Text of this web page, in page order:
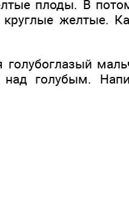
плоды. В
желтые.
голубоглазый
над голубым.